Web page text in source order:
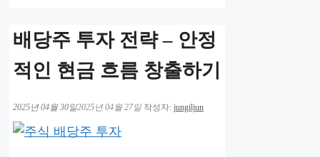
배당주 투자 전략 – 안정
적인 현금 흐름 창출하기
2025년 04월 30일2025년 04월 27일 작성자: jungiljun